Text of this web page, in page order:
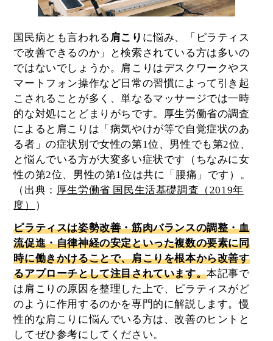
国民病とも言われる 肩こり に悩み、「ピラティス
で改善できるのか」と検索されている方は多いの
ではないでしょうか。肩こりはデスクワークやス
マートフォン操作など日常の習慣によって引き起
こされることが多く、単なるマッサージでは一時
的な対処にとどまりがちです。厚生労働省の調査
によると肩こりは「病気やけが等で自覚症状のあ
る者」の症状別で女性の第1位、男性でも第2位、
と悩んでいる方が大変多い症状です（ちなみに女
性の第2位、男性の第1位は共に「腰痛」です）。
（出典： 厚生労働省 国民生活基礎調査（2019年
度）
）
ピラティスは姿勢改善・筋肉バランスの調整・血
流促進・自律神経の安定といった複数の要素に同
時に働きかけることで、肩こりを根本から改善す
るアプローチとして注目されています。本記事で
は肩こりの原因を整理した上で、ピラティスがど
のように作用するのかを専門的に解説します。慢
性的な肩こりに悩んでいる方は、改善のヒントと
してぜひ参考にしてください。